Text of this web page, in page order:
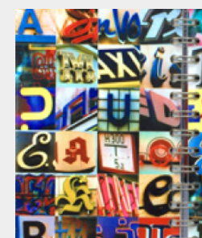
Lehrmittel für Typografie Kurs